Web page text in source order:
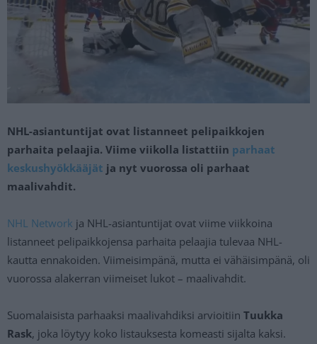
NHL-asiantuntijat ovat listanneet pelipaikkojen
parhaita pelaajia. Viime viikolla listattiin parhaat
keskushyökkääjät ja nyt vuorossa oli parhaat
maalivahdit.
NHL Network ja NHL-asiantuntijat ovat viime viikkoina
listanneet pelipaikkojensa parhaita pelaajia tulevaa NHL-
kautta ennakoiden. Viimeisimpänä, mutta ei vähäisimpänä, oli
vuorossa alakerran viimeiset lukot – maalivahdit.
Suomalaisista parhaaksi maalivahdiksi arvioitiin Tuukka
Rask, joka löytyy koko listauksesta komeasti sijalta kaksi.